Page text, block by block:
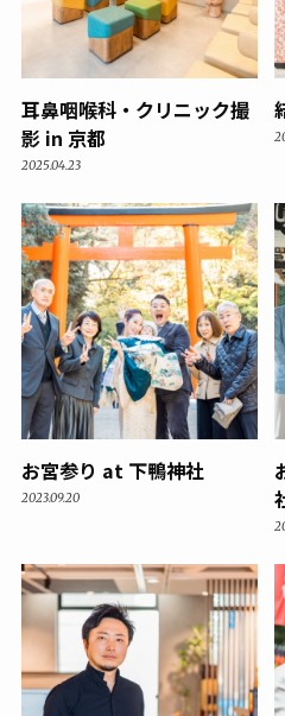
耳鼻咽喉科・クリニック撮
影 in 京都
2025.04.23
お宮参り at 下鴨神社
2023.09.20